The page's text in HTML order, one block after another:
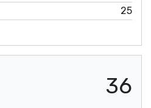
25
36